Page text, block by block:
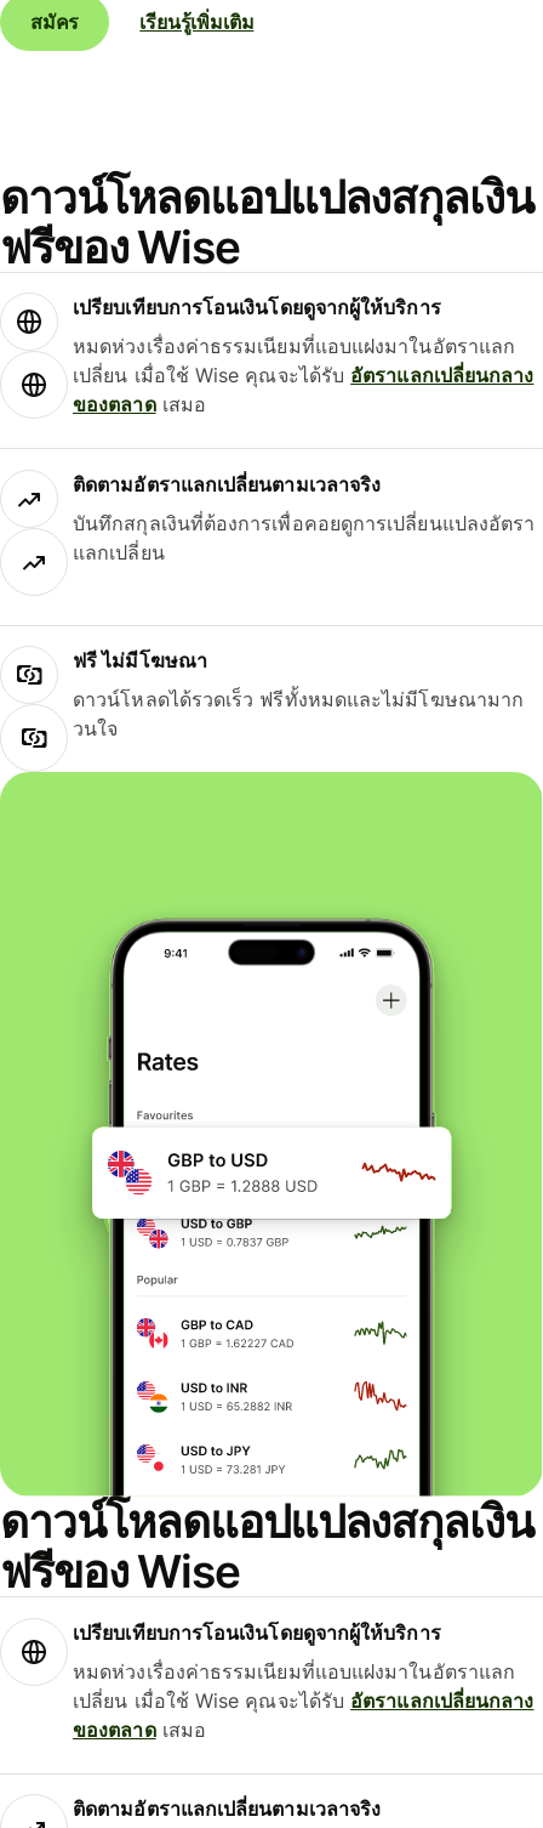
สมัคร เรียนรู้เพิ่มเติม
ดาวน์โหลดแอปแปลงสกุลเงิน
ฟรีของ Wise
เปรียบเทียบการโอนเงินโดยดูจากผู้ให้บริการ
หมดห่วงเรื่องค่าธรรมเนียมที่แอบแฝงมาในอัตราแลก
เปลี่ยน เมื่อใช้ Wise คุณจะได้รับ อัตราแลกเปลี่ยนกลาง
ของตลาดเสมอ
ติดตามอัตราแลกเปลี่ยนตามเวลาจริง
บันทึกสกุลเงินที่ต้องการเพื่อคอยดูการเปลี่ยนแปลงอัตรา
แลกเปลี่ยน
ฟรี ไม่มีโฆษณา
ดาวน์โหลดได้รวดเร็ว ฟรีทั้งหมดและไม่มีโฆษณามาก
วนใจ
ดาวน์โหลดแอปแปลงสกุลเงิน
ฟรีของ Wise
เปรียบเทียบการโอนเงินโดยดูจากผู้ให้บริการ
หมดห่วงเรื่องค่าธรรมเนียมที่แอบแฝงมาในอัตราแลก
เปลี่ยน เมื่อใช้ Wise คุณจะได้รับ อัตราแลกเปลี่ยนกลาง
ของตลาดเสมอ
ติดตามอัตราแลกเปลี่ยนตามเวลาจริง